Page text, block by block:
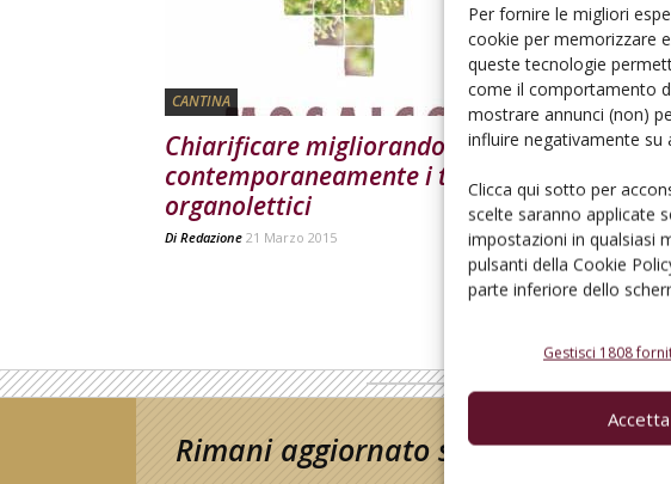
Per fornire le migliori
cookie per memorizzare
queste tecnologie
come il comportamento
mostrare annunci (non)
influire negativamente su
Clicca qui sotto per
scelte saranno applicate
impostazioni in qualsiasi
pulsanti della Cookie
parte inferiore dello
Gestisci 1808
Accetta
CANTINA
Chiarificare migliorando
contemporaneamente i tratti
organolettici
Di Redazione 21 Marzo 2015
Rimani aggiornato sul mondo